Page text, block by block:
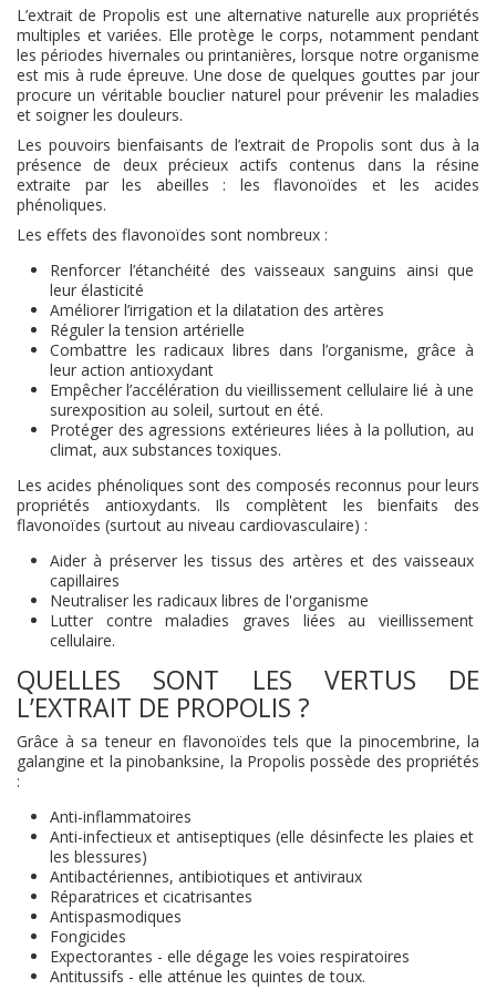
L’extrait de Propolis est une alternative naturelle aux propriétés
multiples et variées. Elle protège le corps, notamment pendant
les périodes hivernales ou printanières, lorsque notre organisme
est mis à rude épreuve. Une dose de quelques gouttes par jour
procure un véritable bouclier naturel pour prévenir les maladies
et soigner les douleurs.
Les pouvoirs bienfaisants de l’extrait de Propolis sont dus à la
présence de deux précieux actifs contenus dans la résine
extraite par les abeilles : les flavonoïdes et les acides
phénoliques.
Les effets des flavonoïdes sont nombreux :
Renforcer l’étanchéité des vaisseaux sanguins ainsi que
leur élasticité
Améliorer l’irrigation et la dilatation des artères
Réguler la tension artérielle
Combattre les radicaux libres dans l’organisme, grâce à
leur action antioxydant
Empêcher l’accélération du vieillissement cellulaire lié à une
surexposition au soleil, surtout en été.
Protéger des agressions extérieures liées à la pollution, au
climat, aux substances toxiques.
Les acides phénoliques sont des composés reconnus pour leurs
propriétés antioxydants. Ils complètent les bienfaits des
flavonoïdes (surtout au niveau cardiovasculaire) :
Aider à préserver les tissus des artères et des vaisseaux
capillaires
Neutraliser les radicaux libres de l'organisme
Lutter contre maladies graves liées au vieillissement
cellulaire.
QUELLES SONT LES VERTUS DE
L’EXTRAIT DE PROPOLIS ?
Grâce à sa teneur en flavonoïdes tels que la pinocembrine, la
galangine et la pinobanksine, la Propolis possède des propriétés
:
Anti-inflammatoires
Anti-infectieux et antiseptiques (elle désinfecte les plaies et
les blessures)
Antibactériennes, antibiotiques et antiviraux
Réparatrices et cicatrisantes
Antispasmodiques
Fongicides
Expectorantes - elle dégage les voies respiratoires
Antitussifs - elle atténue les quintes de toux.